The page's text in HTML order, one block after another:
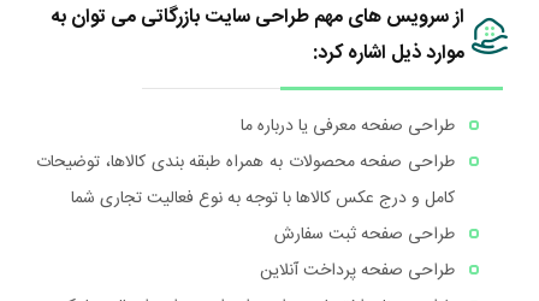
از سرویس های مهم طراحی سایت بازرگاتی می توان به
موارد ذیل اشاره کرد:
طراحی صفحه معرفی یا درباره ما
طراحی صفحه محصولات به همراه طبقه بندی کالاها، توضیحات
کامل و درج عکس کالاها با توجه به نوع فعالیت تجاری شما
طراحی صفحه ثبت سفارش
طراحی صفحه پرداخت آنلاین